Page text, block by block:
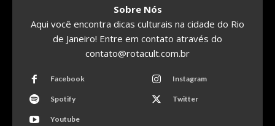
Sobre Nós
Aqui você encontra dicas culturais na cidade do Rio
de Janeiro! Entre em contato através do
contato@rotacult.com.br
Facebook Instagram
Spotify Twitter
Youtube